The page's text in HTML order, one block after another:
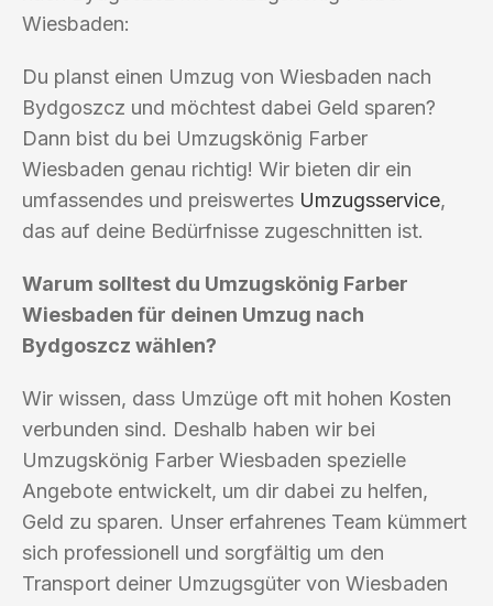
Wiesbaden:
Du planst einen Umzug von Wiesbaden nach
Bydgoszcz und möchtest dabei Geld sparen?
Dann bist du bei Umzugskönig Farber
Wiesbaden genau richtig! Wir bieten dir ein
umfassendes und preiswertes Umzugsservice,
das auf deine Bedürfnisse zugeschnitten ist.
Warum solltest du Umzugskönig Farber
Wiesbaden für deinen Umzug nach
Bydgoszcz wählen?
Wir wissen, dass Umzüge oft mit hohen Kosten
verbunden sind. Deshalb haben wir bei
Umzugskönig Farber Wiesbaden spezielle
Angebote entwickelt, um dir dabei zu helfen,
Geld zu sparen. Unser erfahrenes Team kümmert
sich professionell und sorgfältig um den
Transport deiner Umzugsgüter von Wiesbaden